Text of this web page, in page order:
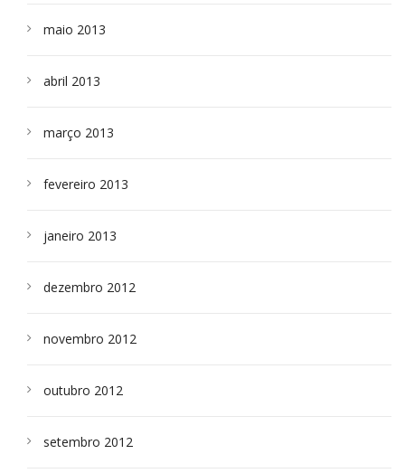
maio 2013
abril 2013
março 2013
fevereiro 2013
janeiro 2013
dezembro 2012
novembro 2012
outubro 2012
setembro 2012